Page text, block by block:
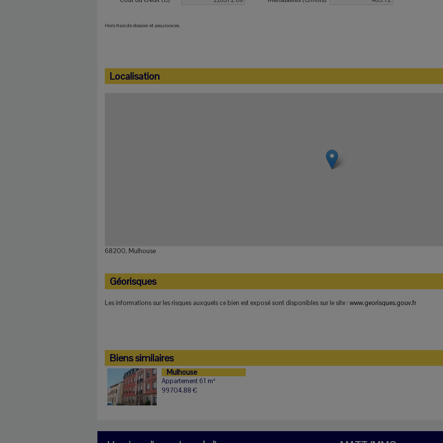
Hors frais de dossier et assurances.
Localisation
68200, Mulhouse
Géorisques
Les informations sur les risques auxquels ce bien est exposé sont disponibles sur le site : www.georisques.gouv.fr
Biens similaires
Mulhouse
Appartement 61 m²
99704.88 €